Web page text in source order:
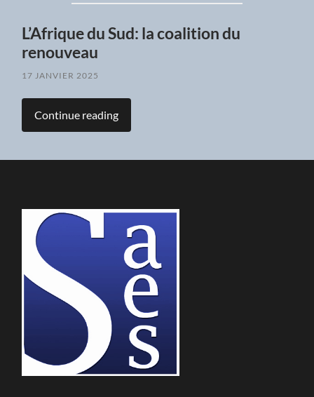
L’Afrique du Sud: la coalition du
renouveau
17 JANVIER 2025
Continue reading